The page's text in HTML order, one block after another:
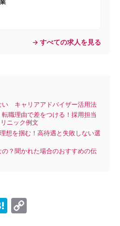
→ すべての求人を見る
い キャリアアドバイザー活用法
職理由で差をつける！採用担当
ニック例文
想を掴む！高待遇と失敗しない選
？聞かれた場合のおすすめの伝
H